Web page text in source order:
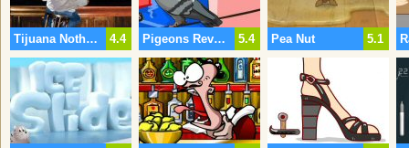
4.4
Tijuana Nother Getränk 5.4
Pigeons Revenge 2 5.1
Pea Nut